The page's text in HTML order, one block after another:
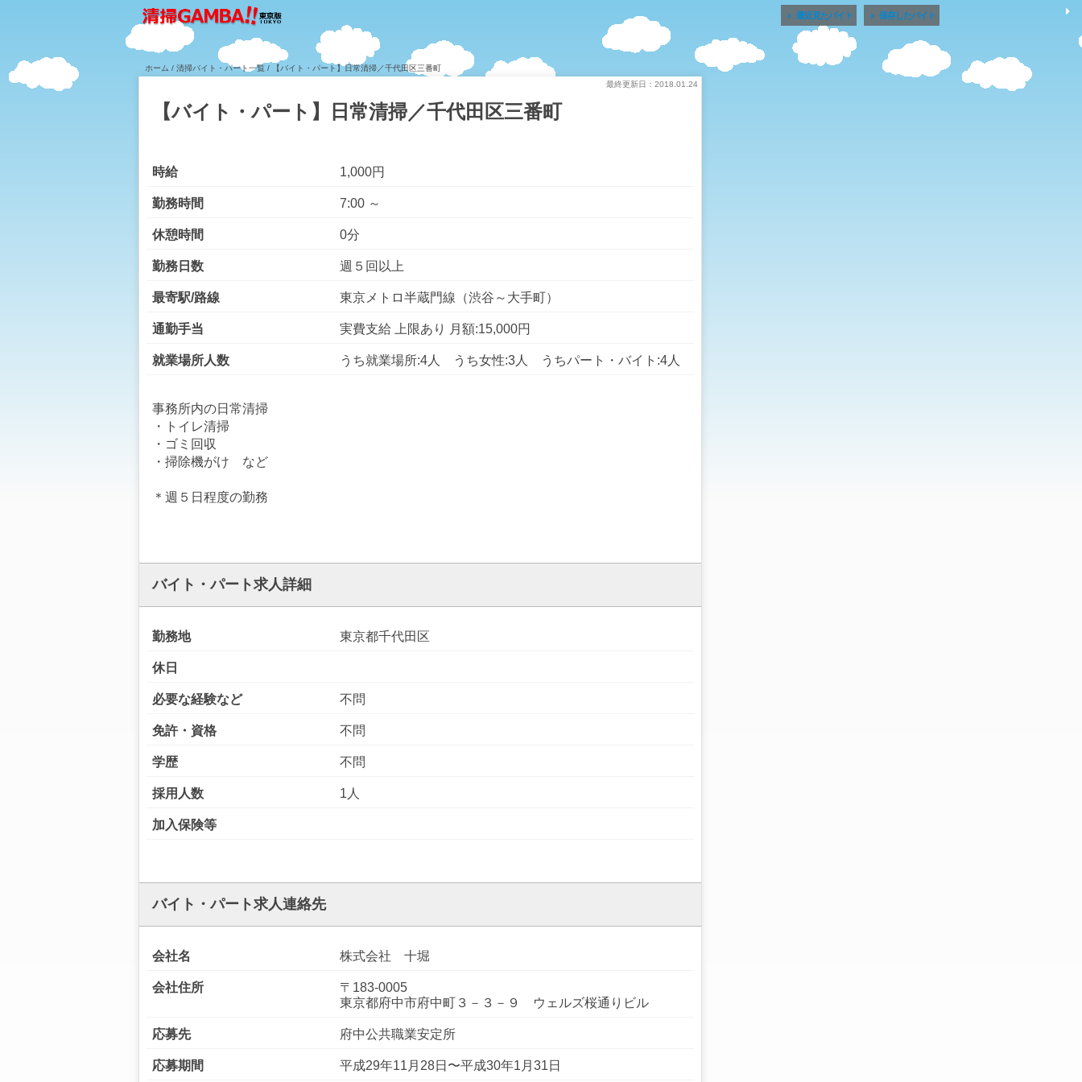
 最近見たバイト  保存したバイト
ホーム / 清掃バイト・パート一覧 / 【バイト・パート】日常清掃／千代田区三番町
最終更新日：2018.01.24
【バイト・パート】日常清掃／千代田区三番町
時給 1,000円
勤務時間 7:00 ～
休憩時間 0分
勤務日数 週５回以上
最寄駅/路線 東京メトロ半蔵門線（渋谷～大手町）
通勤手当 実費支給 上限あり 月額:15,000円
就業場所人数 うち就業場所:4人 うち女性:3人 うちパート・バイト:4人
事務所内の日常清掃
・トイレ清掃
・ゴミ回収
・掃除機がけ など
＊週５日程度の勤務
バイト・パート求人詳細
勤務地 東京都千代田区
休日
必要な経験など 不問
免許・資格 不問
学歴 不問
採用人数 1人
加入保険等
バイト・パート求人連絡先
会社名 株式会社 十堀
会社住所
〒183-0005
東京都府中市府中町３－３－９ ウェルズ桜通りビル
応募先 府中公共職業安定所
応募期間 平成29年11月28日〜平成30年1月31日